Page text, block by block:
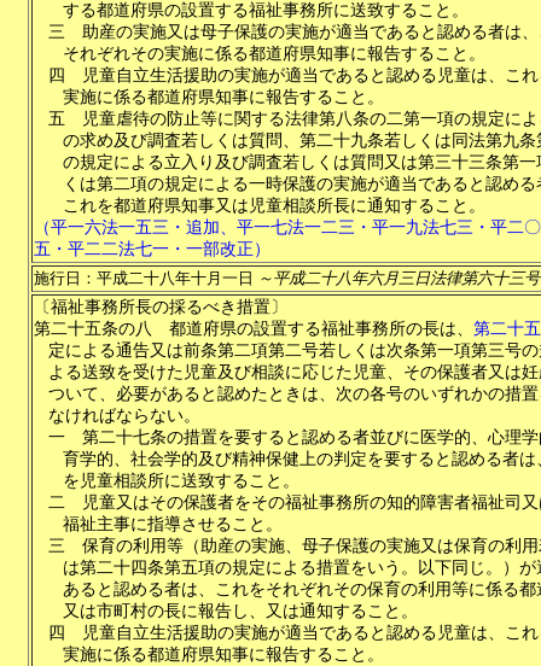
する都道府県の設置する福祉事務所に送致すること。
三
助産の実施又は母子保護の実施が適当であると認める者は
それぞれその実施に係る都道府県知事に報告すること。
四
児童自立生活援助の実施が適当であると認める児童は、こ
実施に係る都道府県知事に報告すること。
五
児童虐待の防止等に関する法律第八条の二第一項の規定に
の求め及び調査若しくは質問、第二十九条若しくは同法第九条
の規定による立入り及び調査若しくは質問又は第三十三条第一
くは第二項の規定による一時保護の実施が適当であると認める
これを都道府県知事又は児童相談所長に通知すること。
（平一六法一五三・追加、平一七法一二三・平一九法七三・平二
五・平二二法七一・一部改正）
施行日：平成二十八年十月一日 ～平成二十八年六月三日法律第六十三
〔福祉事務所長の採るべき措置〕
第二十五条の八
都道府県の設置する福祉事務所の長は、 第二十
定による通告又は前条第二項第二号若しくは次条第一項第三号
よる送致を受けた児童及び相談に応じた児童、その保護者又は
ついて、必要があると認めたときは、次の各号のいずれかの措
なければならない。
一
第二十七条の措置を要すると認める者並びに医学的、心理
育学的、社会学的及び精神保健上の判定を要すると認める者は
を児童相談所に送致すること。
二
児童又はその保護者をその福祉事務所の知的障害者福祉司
福祉主事に指導させること。
三
保育の利用等（助産の実施、母子保護の実施又は保育の利
は第二十四条第五項の規定による措置をいう。以下同じ。）が
あると認める者は、これをそれぞれその保育の利用等に係る都
又は市町村の長に報告し、又は通知すること。
四
児童自立生活援助の実施が適当であると認める児童は、こ
実施に係る都道府県知事に報告すること。